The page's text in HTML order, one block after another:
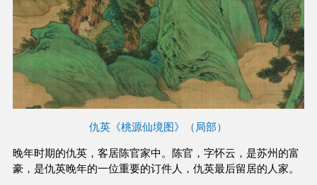
仇英《桃源仙境图》（局部）
晚年时期的仇英，客居陈官家中。陈官，字怀云，是苏州的富
豪，是仇英晚年的一位重要的订件人，仇英最后留居的人家。